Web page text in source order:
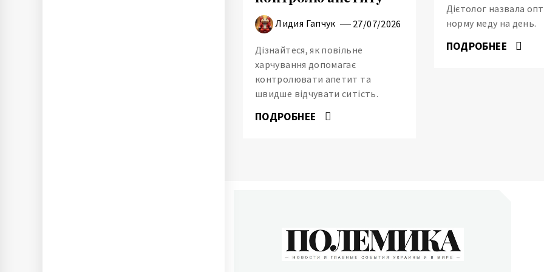
Лидия Гапчук 27/07/2026
Дізнайтеся, як повільне
харчування допомагає
контролювати апетит та
швидше відчувати ситість.
ПОДРОБНЕЕ
Дієтолог назвала
норму меду на день.
ПОДРОБНЕЕ